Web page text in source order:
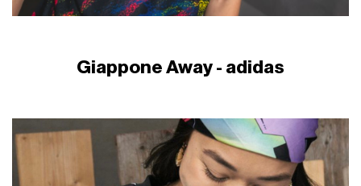
Giappone Away - adidas